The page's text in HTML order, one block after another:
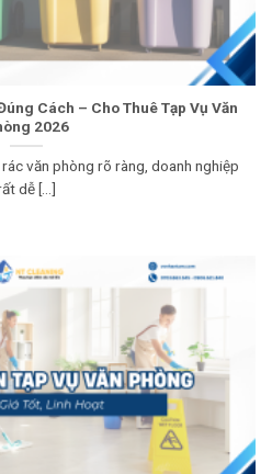
Cách – Cho Thuê Tạp Vụ Văn
2026
văn phòng rõ ràng, doanh nghiệp
dễ [...]